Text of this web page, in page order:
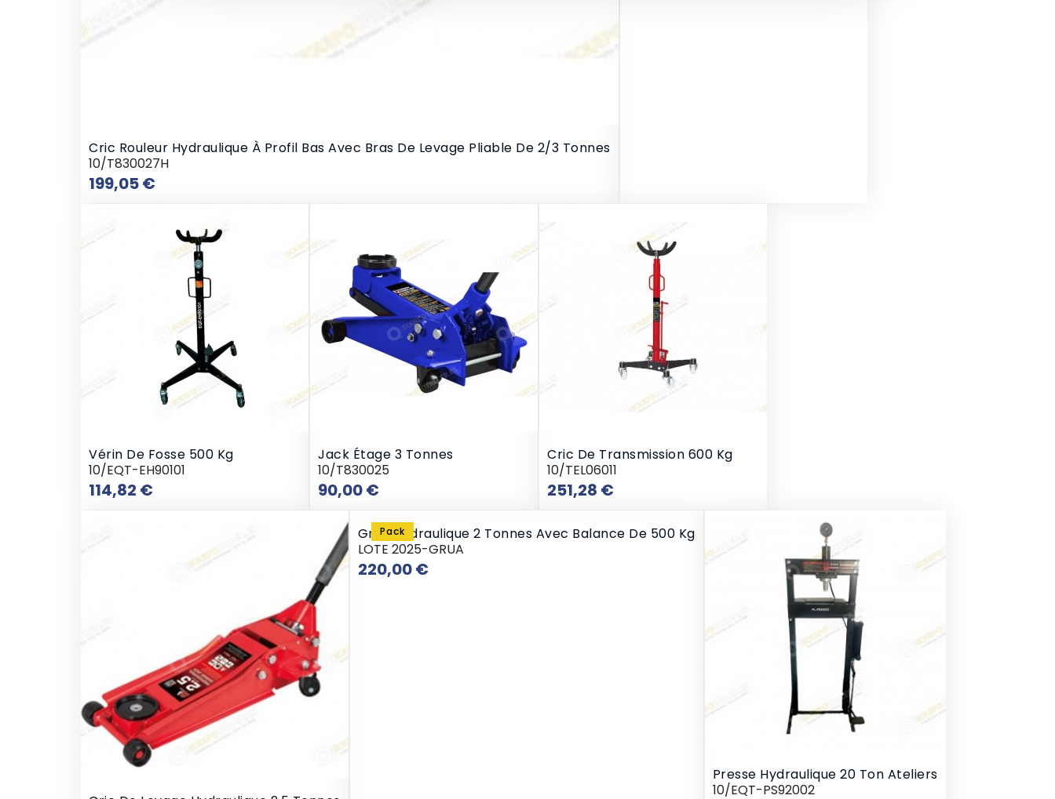
Cric Rouleur Hydraulique À Profil Bas Avec Bras De Levage Pliable De 2/3 Tonnes
10/T830027H
199,05 €
Vérin De Fosse 500 Kg
10/EQT-EH90101
114,82 €
Jack Étage 3 Tonnes
10/T830025
90,00 €
Cric De Transmission 600 Kg
10/TEL06011
251,28 €
Pack
Grue Hydraulique 2 Tonnes Avec Balance De 500 Kg
LOTE 2025-GRUA
220,00 €Prix
Presse Hydraulique 20 Ton Ateliers
10/EQT-PS92002